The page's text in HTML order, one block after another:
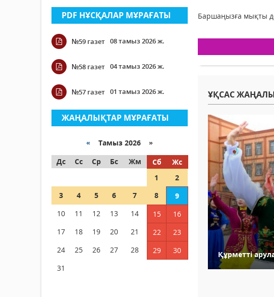
PDF НҰСҚАЛАР МҰРАҒАТЫ
№59 газет 08 тамыз 2026 ж.
№58 газет 04 тамыз 2026 ж.
№57 газет 01 тамыз 2026 ж.
ЖАҢАЛЫҚТАР МҰРАҒАТЫ
« Тамыз 2026 »
Дс
Сс Ср Бс Жм Сб
Жс
1
2
3
4 5 6 7 8
9
10
11 12 13 14 15
16
17
18 19 20 21 22
23
24
25 26 27 28 29
30
31
Баршаңызға мықты
ҰҚСАС
Құрметті